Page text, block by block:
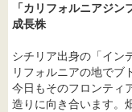
「カリフォルニアジ
成長株
シチリア出身の「イン
リフォルニアの地でブ
今日もそのフロンティ
造りに向き合います。